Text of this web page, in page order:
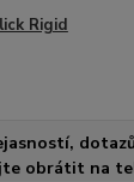
Rigid
obrátit na